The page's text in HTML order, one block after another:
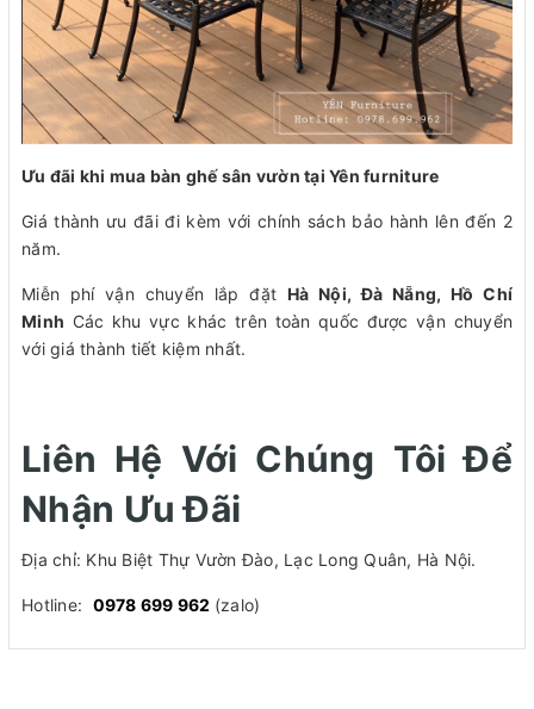
Ưu đãi khi mua bàn ghế sân vườn tại Yên furniture
Giá thành ưu đãi đi kèm với chính sách bảo hành lên đến 2
năm.
Miễn phí vận chuyển lắp đặt Hà Nội, Đà Nẵng, Hồ Chí
Minh Các khu vực khác trên toàn quốc được vận chuyển
với giá thành tiết kiệm nhất.
Liên Hệ Với Chúng Tôi Để
Nhận Ưu Đãi
Địa chỉ: Khu Biệt Thự Vườn Đào, Lạc Long Quân, Hà Nội.
Hotline: 0978 699 962 (zalo)